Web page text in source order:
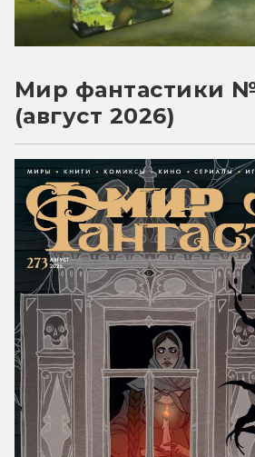
Мир фантастики
(август 2026)